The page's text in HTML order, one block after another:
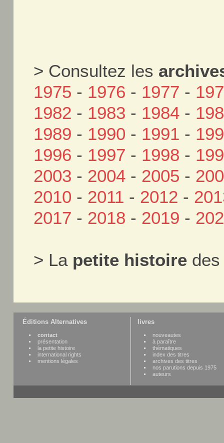
> Consultez les
1975 - 1976 - 1977 -
1982 - 1983 - 1984 -
1989 - 1990 - 1991 -
1996 - 1997 - 1998 -
2003 - 2004 - 2005 -
2010 - 2011 - 2012 -
2017 - 2018 - 2019 -
> La petite histoire
Éditions Alternatives
contact
présentation
la petite histoire
international rights
mentions légales
livres
nouveautes
à paraître
thématiques
index des titres
archives des titres
nos parutions depuis 1975
auteurs